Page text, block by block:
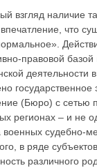
взгляд наличие
впечатление, что
правовой
деятельности
(Бюро) с сетью
регионах – и не
военных судебно-
в ряде
различного